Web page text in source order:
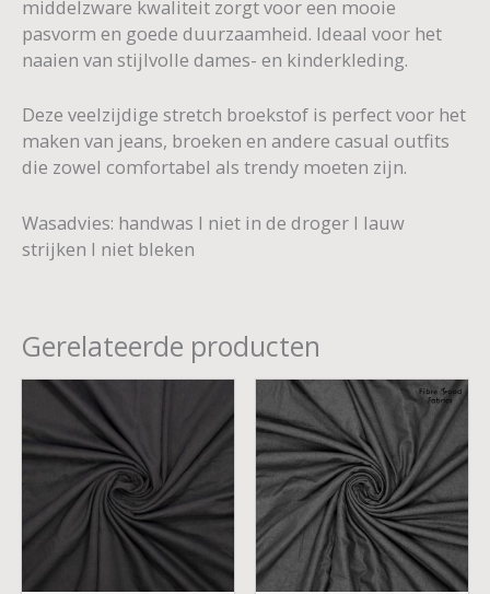
middelzware kwaliteit zorgt voor een mooie
pasvorm en goede duurzaamheid. Ideaal voor het
naaien van stijlvolle dames- en kinderkleding.
Deze veelzijdige stretch broekstof is perfect voor het
maken van jeans, broeken en andere casual outfits
die zowel comfortabel als trendy moeten zijn.
Wasadvies: handwas I niet in de droger I lauw
strijken I niet bleken
Gerelateerde producten